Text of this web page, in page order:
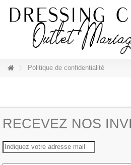
Politique de confidentialité
RECEVEZ NOS